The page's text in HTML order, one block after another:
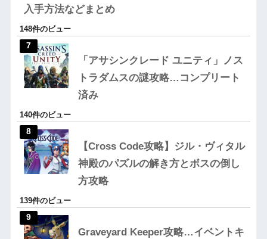
入手方法などまとめ
148件のビュー
「アサシンクレード ユニティ」ノス
トラダムスの謎攻略…コンプリート
済み
140件のビュー
【Cross Code攻略】ジル・ヴィタル
神殿のパズルの解き方とボスの倒し
方攻略
139件のビュー
Graveyard Keeper攻略…イベントキ